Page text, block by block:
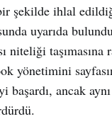
şekilde ihlal
uyarıda
niteliği taşımasına
yönetimini
başardı, ancak aynı